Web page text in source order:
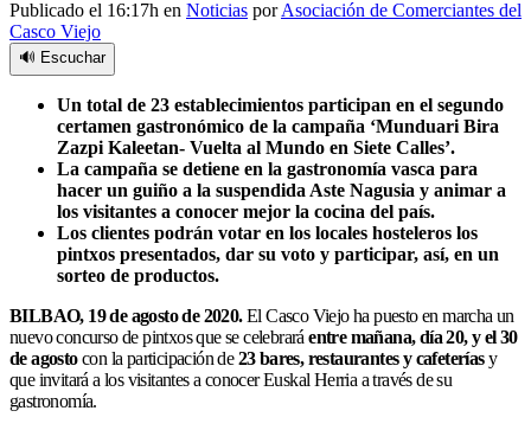
Publicado el 16:17h en Noticias porAsociación de Comerciantes del
Casco Viejo
🔊 Escuchar
Un total de 23 establecimientos participan en el segundo
certamen gastronómico de la campaña ‘Munduari Bira
Zazpi Kaleetan- Vuelta al Mundo en Siete Calles’.
La campaña se detiene en la gastronomía vasca para
hacer un guiño a la suspendida Aste Nagusia y animar a
los visitantes a conocer mejor la cocina del país.
Los clientes podrán votar en los locales hosteleros los
pintxos presentados, dar su voto y participar, así, en un
sorteo de productos.
BILBAO, 19 de agosto de 2020.El Casco Viejo ha puesto en marcha un
nuevo concurso de pintxos que se celebraráentre mañana, día 20, y el 30
de agostocon la participación de23 bares, restaurantes y cafeteríasy
que invitará a los visitantes a conocer Euskal Herria a través de su
gastronomía.